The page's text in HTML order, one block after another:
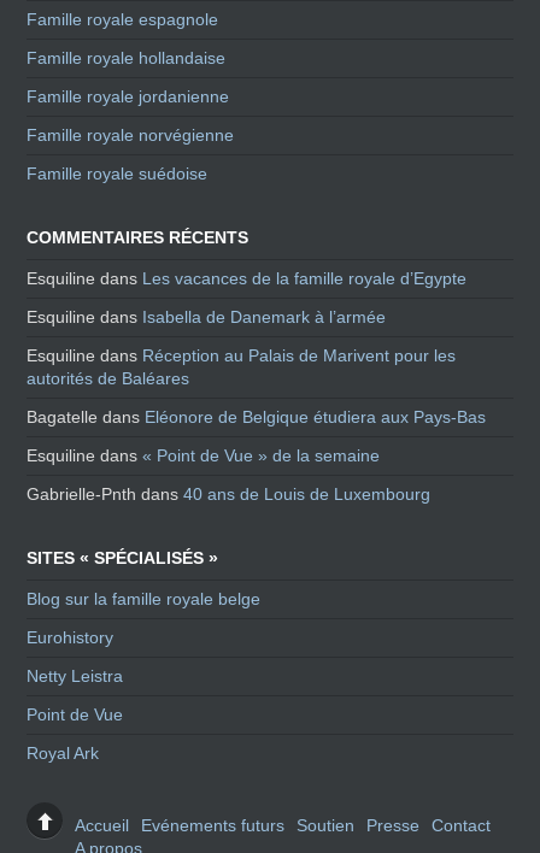
Famille royale espagnole
Famille royale hollandaise
Famille royale jordanienne
Famille royale norvégienne
Famille royale suédoise
COMMENTAIRES RÉCENTS
Esquiline dans Les vacances de la famille royale d’Egypte
Esquiline dans Isabella de Danemark à l’armée
Esquiline dans Réception au Palais de Marivent pour les
autorités de Baléares
Bagatelle dans Eléonore de Belgique étudiera aux Pays-Bas
Esquiline dans« Point de Vue » de la semaine
Gabrielle-Pnth dans40 ans de Louis de Luxembourg
SITES « SPÉCIALISÉS »
Blog sur la famille royale belge
Eurohistory
Netty Leistra
Point de Vue
Royal Ark
Accueil Evénements futurs Soutien Presse
Contact
A propos